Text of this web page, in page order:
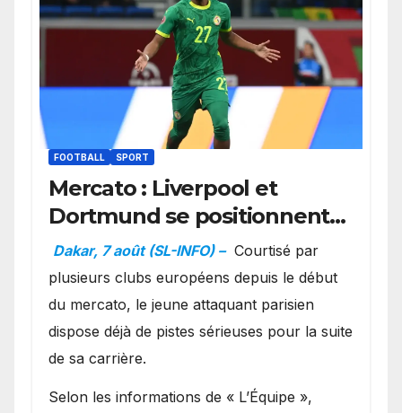
FOOTBALL SPORT
Mercato : Liverpool et
Dortmund se positionnent
en favoris pour recruter
Ibrahim Mbaye
Dakar, 7 août (SL-INFO) – Courtisé par
plusieurs clubs européens depuis le début
du mercato, le jeune attaquant parisien
dispose déjà de pistes sérieuses pour la suite
de sa carrière.
Selon les informations de « L’Équipe »,